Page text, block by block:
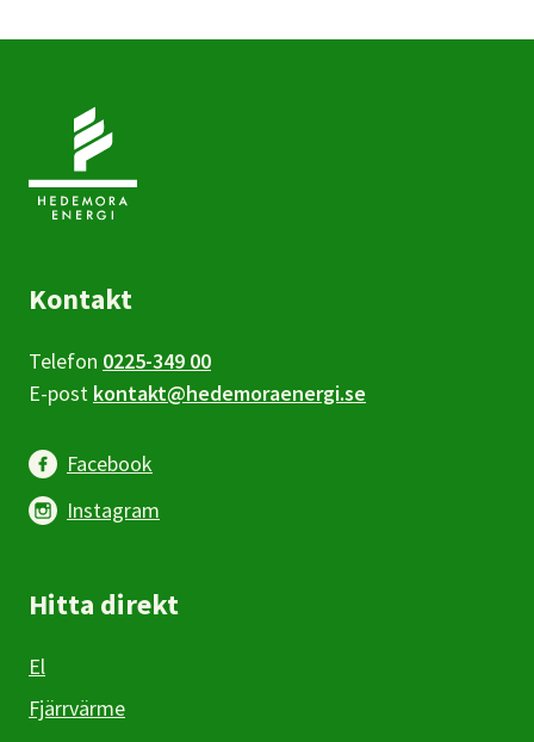
Kontakt
Telefon 0225-349 00
E-post kontakt@hedemoraenergi.se
Facebook
Instagram
Hitta direkt
El
Fjärrvärme